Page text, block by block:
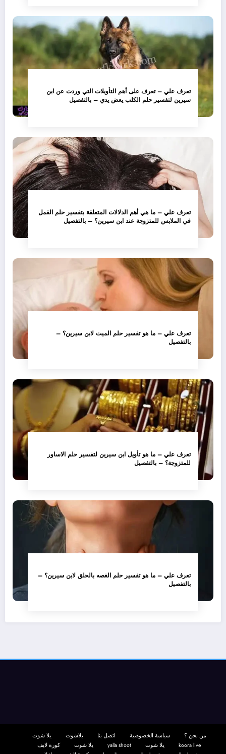
تعرف علي – تعرف على أهم التأويلات التي وردت عن ابن
سيرين لتفسير حلم الكلب يعض يدي – بالتفصيل
تعرف علي – ما هي أهم الدلالات المتعلقة بتفسير حلم القمل
في الملابس للمتزوجة عند ابن سيرين؟ – بالتفصيل
تعرف علي – ما هو تفسير حلم الميت لابن سيرين؟ –
بالتفصيل
تعرف علي – ما هو تأويل ابن سيرين لتفسير حلم الاساور
للمتزوجة؟ – بالتفصيل
تعرف علي – ما هو تفسير حلم الغصه بالحلق لابن سيرين؟ –
بالتفصيل
من نحن ؟ سياسة الخصوصية اتصل بنا يلاشوت
يلا شوت
koora live
يلا شوت yalla shoot يلا شوت
كورة لايف